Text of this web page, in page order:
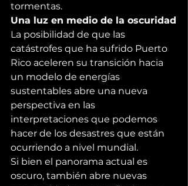
tormentas.
Una luz en medio de la oscuridad
La posibilidad de que las
catástrofes que ha sufrido Puerto
Rico aceleren su transición hacia
un modelo de energías
sustentables abre una nueva
perspectiva en las
interpretaciones que podemos
hacer de los desastres que están
ocurriendo a nivel mundial.
Si bien el panorama actual es
oscuro, también abre nuevas